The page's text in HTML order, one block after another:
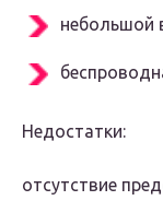
небольшой
Недостатки:
отсутствие